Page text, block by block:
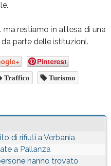
ma restiamo in attesa di una
parte delle istituzioni.
Pinterest
Traffico Turismo
di rifiuti a Verbania
a Pallanza
hanno trovato